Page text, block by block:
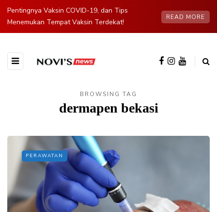
Pentingnya Vaksin COVID-19, dan Tips
Menemukan Tempat Vaksin Terdekat!
READ MORE
BROWSING TAG
dermapen bekasi
PERAWATAN